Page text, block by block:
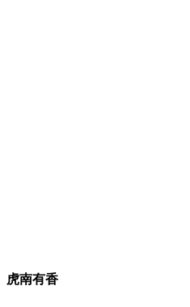
虎南有香